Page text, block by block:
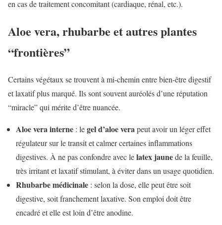
en cas de traitement concomitant (cardiaque, rénal, etc.).
Aloe vera, rhubarbe et autres plantes
“frontières”
Certains végétaux se trouvent à mi-chemin entre bien-être digestif
et laxatif plus marqué. Ils sont souvent auréolés d’une réputation
“miracle” qui mérite d’être nuancée.
Aloe vera interne : legel d’aloe verapeut avoir un léger effet
régulateur sur le transit et calmer certaines inflammations
digestives. À ne pas confondre avec lelatex jaunede la feuille,
très irritant et laxatif stimulant, à éviter dans un usage quotidien.
Rhubarbe médicinale : selon la dose, elle peut être soit
digestive, soit franchement laxative. Son emploi doit être
encadré et elle est loin d’être anodine.